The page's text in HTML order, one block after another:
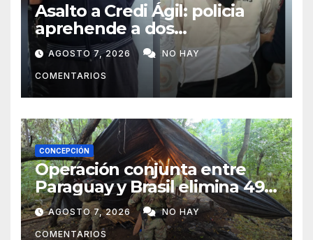
Asalto a Credi Ágil: policia
aprehende a dos
sospechosos e incauta
evidencias en Concepción
AGOSTO 7, 2026 NO HAY
COMENTARIOS
CONCEPCIÓN
Operación conjunta entre
Paraguay y Brasil elimina 498
toneladas de marihuana en
Amambay
AGOSTO 7, 2026 NO HAY
COMENTARIOS